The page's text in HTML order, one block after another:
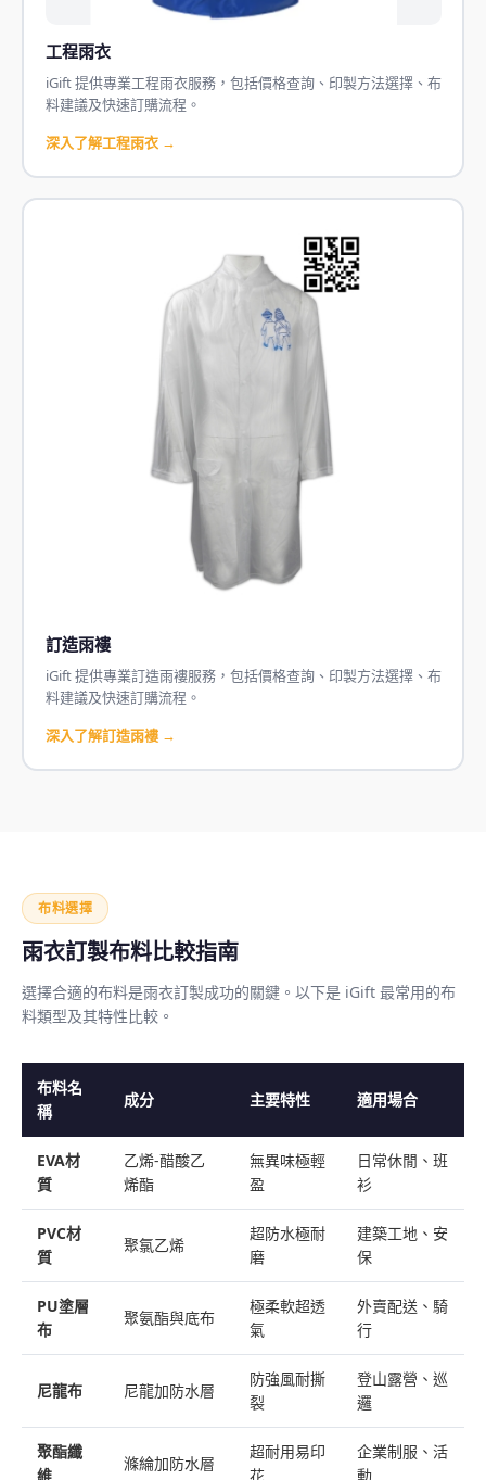
工程雨衣
iGift 提供專業工程雨衣服務，包括價格查詢、印製方法選擇、布
料建議及快速訂購流程。
深入了解工程雨衣 →
訂造雨褸
iGift 提供專業訂造雨褸服務，包括價格查詢、印製方法選擇、布
料建議及快速訂購流程。
深入了解訂造雨褸 →
布料選擇
雨衣訂製布料比較指南
選擇合適的布料是雨衣訂製成功的關鍵。以下是 iGift 最常用的布
料類型及其特性比較。
布料名
稱
成分 主要特性 適用場合
EVA材
質
乙烯-醋酸乙
烯酯
無異味極輕
盈
日常休閒、班
衫
PVC材
質
聚氯乙烯
超防水極耐
磨
建築工地、安
保
PU塗層
布
聚氨酯與底布
極柔軟超透
氣
外賣配送、騎
行
尼龍布 尼龍加防水層
防強風耐撕
裂
登山露營、巡
邏
聚酯纖
維
滌綸加防水層
超耐用易印
花
企業制服、活
動